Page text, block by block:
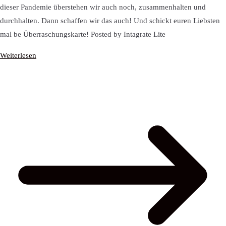
dieser Pandemie überstehen wir auch noch, zusammenhalten und
durchhalten. Dann schaffen wir das auch! Und schickt euren Liebsten
mal be Überraschungskarte! Posted by Intagrate Lite
Weiterlesen